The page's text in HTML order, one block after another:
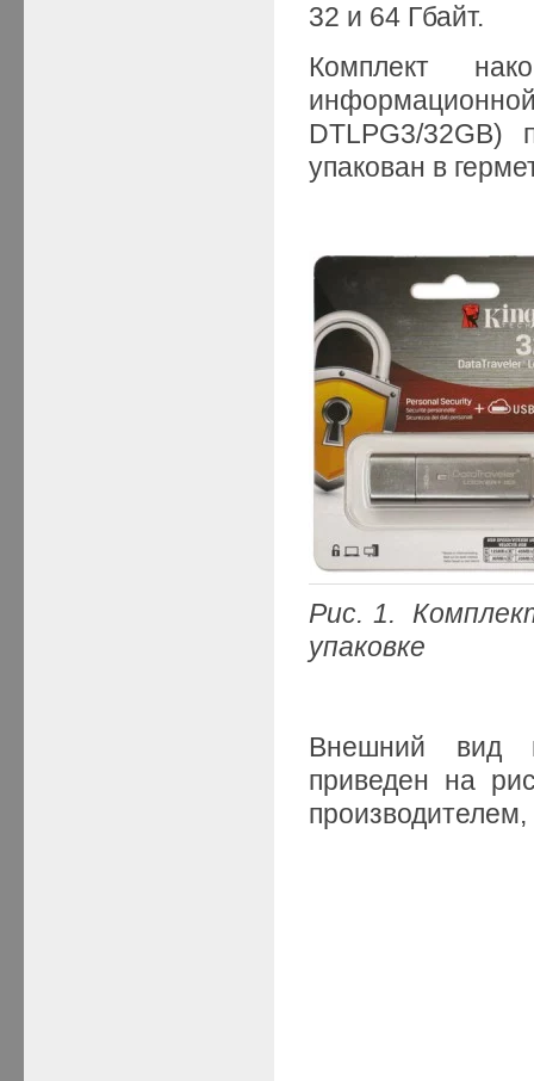
32 и 64 Гбайт.
Комплект
DTLPG3/32GB)
упакован в
Рис. 1.
упаковке
Внешний вид
приведен на